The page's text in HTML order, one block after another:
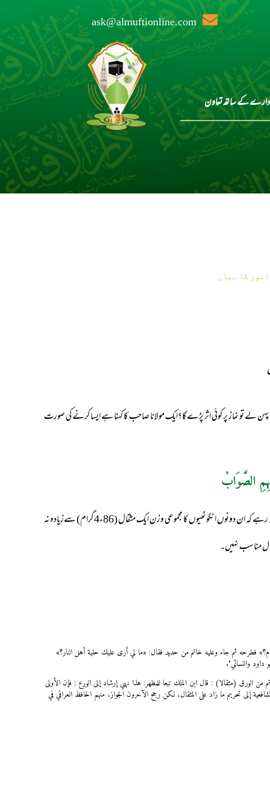
ask@almuftionline.com
کے ساتھ تعاون
کا بیان
لے تو نماز پر کوئی اثر پڑے گا؟ایک مولانا صاحب کا کہنا ہے ایسا کرنے کی صورت
الصَّوَابْ
ساڑھے چار ماشے کی دو انگوٹھیاں پہننے سے نماز پر تو کوئی اثر نہیں پڑے گا،البتہ اس بات کا لحاظ رہے کہ ان دونوں انگوٹھیوں کا مجموعی وزن ایک مثقال (86ء4گرام) سےزیادہ نہ
فطرحه ثم جاء وعليه خاتم من حديد فقال: «ما لي أرى عليك حلية أهل النار؟»
والنسائي".
من الورق (مثقالا) : قال ابن الملك تبعا للمظهر: هذا نهي إرشاد إلى الورع ; فإن الأولى
إلى تحريم ما زاد على المثقال، لكن رجح الآخرون الجواز، منهم الحافظ العراقي في